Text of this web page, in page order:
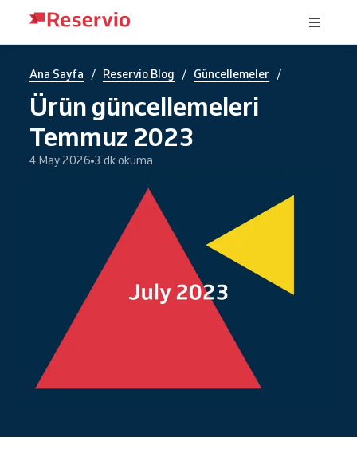
Ana Sayfa / Reservio Blog / Güncellemeler /
Ürün güncellemeleri
Temmuz 2023
4 May 2026 3 dk okuma